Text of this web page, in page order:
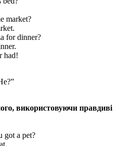
market?
for dinner?
had!
використовуючи правдиві
got a pet?